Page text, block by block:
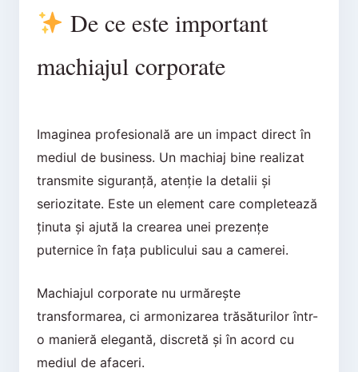
De ce este important
machiajul corporate
Imaginea profesională are un impact direct în
mediul de business. Un machiaj bine realizat
transmite siguranță, atenție la detalii și
seriozitate. Este un element care completează
ținuta și ajută la crearea unei prezențe
puternice în fața publicului sau a camerei.
Machiajul corporate nu urmărește
transformarea, ci armonizarea trăsăturilor într-
o manieră elegantă, discretă și în acord cu
mediul de afaceri.